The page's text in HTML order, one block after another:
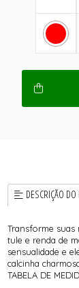
DESCRIÇÃO
Transforme suas
tule e renda de
sensualidade e
calcinha
TABELA DE